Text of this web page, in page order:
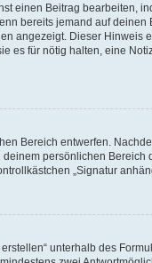
einen Beitrag bearbeiten,
bereits jemand auf
angezeigt. Dieser Hinweis
für nötig halten, eine
Bereich entwerfen.
persönlichen
„Signatur
unterhalb des